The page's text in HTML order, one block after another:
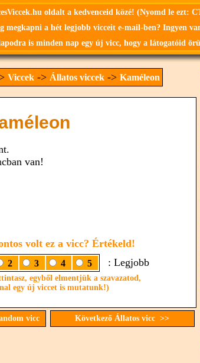
oldalt a kedvenceid közé! (Nyomd le ezt:
megkapni a hét legjobb vicceit e-mail-ben? Ingyen
is minden nap egy új vicc, hogy a látogatóid
Viccek -> Állatos viccek -> Kaméleon
van!
volt ez a vicc? Értékeld!
2 3 4 5 : Legjobb
egyből elmentjük a szavazatod,
egy új viccet is mutatunk!)
vicc Következő Állatos vicc >>